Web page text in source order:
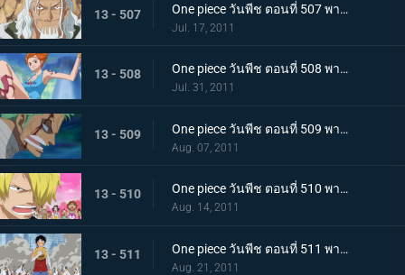
13 - 507 One piece วันพีช ตอนที่ 507 พากย์ไทย พบราชานรกเรย์ลี่อีกครั้ง ได้เวลาลูฟี่ตัดสินใจ
Jul. 17, 2011
13 - 508 One piece วันพีช ตอนที่ 508 พากย์ไทย กลับไปหากัปตัน การหนีจากเกาะท้องฟ้าและคดีที่เกาะฤดูหนาว
Jul. 31, 2011
13 - 509 One piece วันพีช ตอนที่ 509 พากย์ไทย การติดต่อ! ยอดนักดาบมิฮอร์ค โซโลทุ่มพลังใจสู้สุดชีวิต
Aug. 07, 2011
13 - 510 One piece วันพีช ตอนที่ 510 พากย์ไทย ความทรมานของซันจิ! ราชินีผู้กลับคืนสู่อาณาจักร
Aug. 14, 2011
13 - 511 One piece วันพีช ตอนที่ 511 พากย์ไทย การขึ้นฝั่งอีกครั้งที่น่าเหลือเชื่อ! ลูฟี่ ไปยังศูนย์ใหญ่กองทัพเรือ!
Aug. 21, 2011